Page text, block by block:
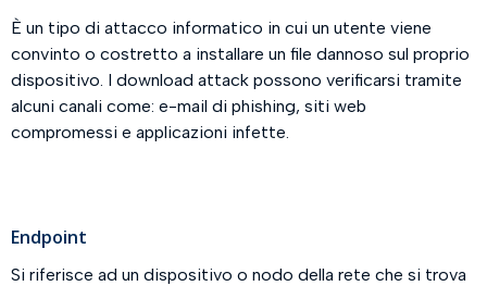
È un tipo di attacco informatico in cui un utente viene
convinto o costretto a installare un file dannoso sul proprio
dispositivo. I download attack possono verificarsi tramite
alcuni canali come: e-mail di phishing, siti web
compromessi e applicazioni infette.
Endpoint
Si riferisce ad un dispositivo o nodo della rete che si trova